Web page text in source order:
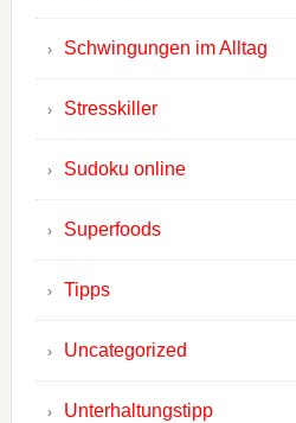
Schwingungen im Alltag
Stresskiller
Sudoku online
Superfoods
Tipps
Uncategorized
Unterhaltungstipp